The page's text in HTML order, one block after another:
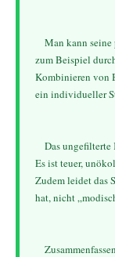
zum Beispiel
Kombinieren von
ein individueller
Es ist teuer,
Zudem leidet das
hat, nicht